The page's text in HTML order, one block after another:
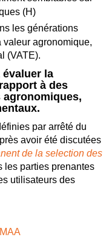
(H)
les générations
agronomique,
(VATE).
évaluer la
à des
par arrêté du
avoir été discutées
de la selection des
les parties prenantes
utilisateurs des